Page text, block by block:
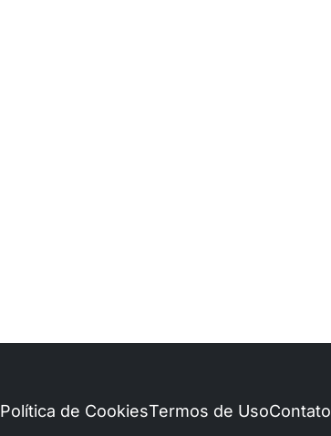
Política de CookiesTermos de UsoContato